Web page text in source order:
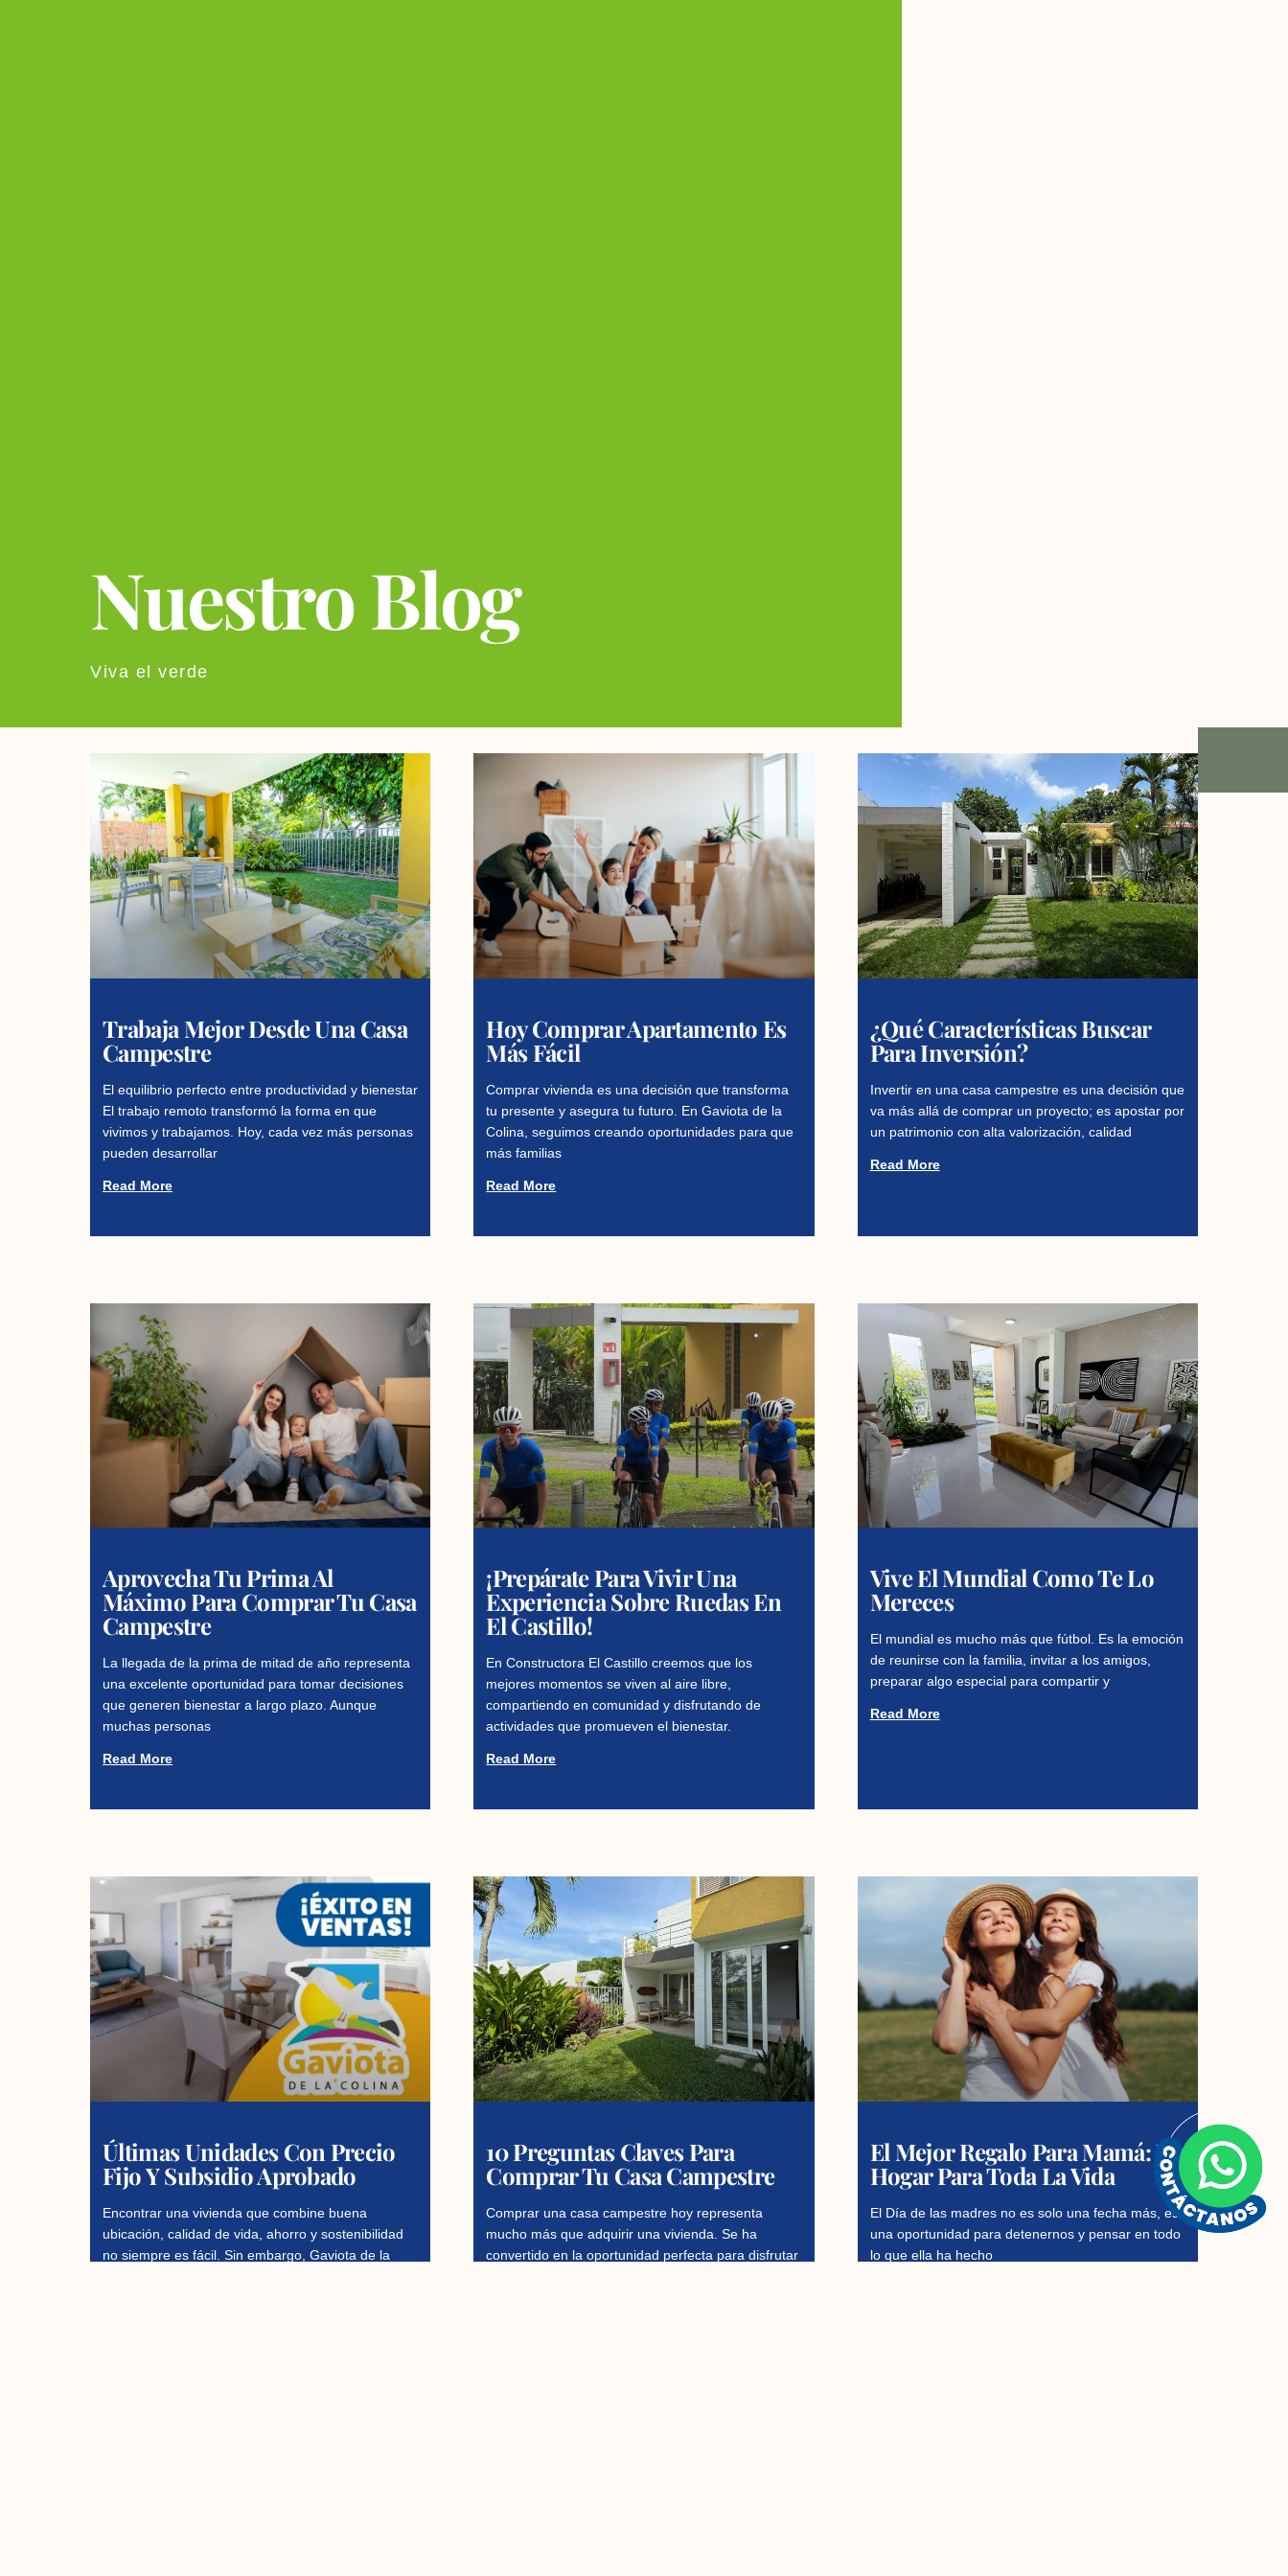
Nuestro Blog
Viva el verde
Trabaja Mejor Desde Una Casa
Campestre
El equilibrio perfecto entre productividad y bienestar
El trabajo remoto transformó la forma en que
vivimos y trabajamos. Hoy, cada vez más personas
pueden desarrollar
Read More
Hoy Comprar Apartamento Es
Más Fácil
Comprar vivienda es una decisión que transforma
tu presente y asegura tu futuro. En Gaviota de la
Colina, seguimos creando oportunidades para que
más familias
Read More
¿Qué Características Buscar
Para Inversión?
Invertir en una casa campestre es una decisión que
va más allá de comprar un proyecto; es apostar por
un patrimonio con alta valorización, calidad
Read More
Aprovecha Tu Prima Al
Máximo Para Comprar Tu Casa
Campestre
La llegada de la prima de mitad de año representa
una excelente oportunidad para tomar decisiones
que generen bienestar a largo plazo. Aunque
muchas personas
Read More
¡Prepárate Para Vivir Una
Experiencia Sobre Ruedas En
El Castillo!
En Constructora El Castillo creemos que los
mejores momentos se viven al aire libre,
compartiendo en comunidad y disfrutando de
actividades que promueven el bienestar.
Read More
Vive El Mundial Como Te Lo
Mereces
El mundial es mucho más que fútbol. Es la emoción
de reunirse con la familia, invitar a los amigos,
preparar algo especial para compartir y
Read More
Últimas Unidades Con Precio
Fijo Y Subsidio Aprobado
Encontrar una vivienda que combine buena
ubicación, calidad de vida, ahorro y sostenibilidad
no siempre es fácil. Sin embargo, Gaviota de la
10 Preguntas Claves Para
Comprar Tu Casa Campestre
Comprar una casa campestre hoy representa
mucho más que adquirir una vivienda. Se ha
convertido en la oportunidad perfecta para disfrutar
El Mejor Regalo Para Mamá: Un
Hogar Para Toda La Vida
El Día de las madres no es solo una fecha más, es
una oportunidad para detenernos y pensar en todo
lo que ella ha hecho
PáginaPágina
Página